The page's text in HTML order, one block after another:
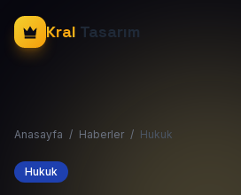
Kral Tasarım
Anasayfa / Haberler / Hukuk
Hukuk